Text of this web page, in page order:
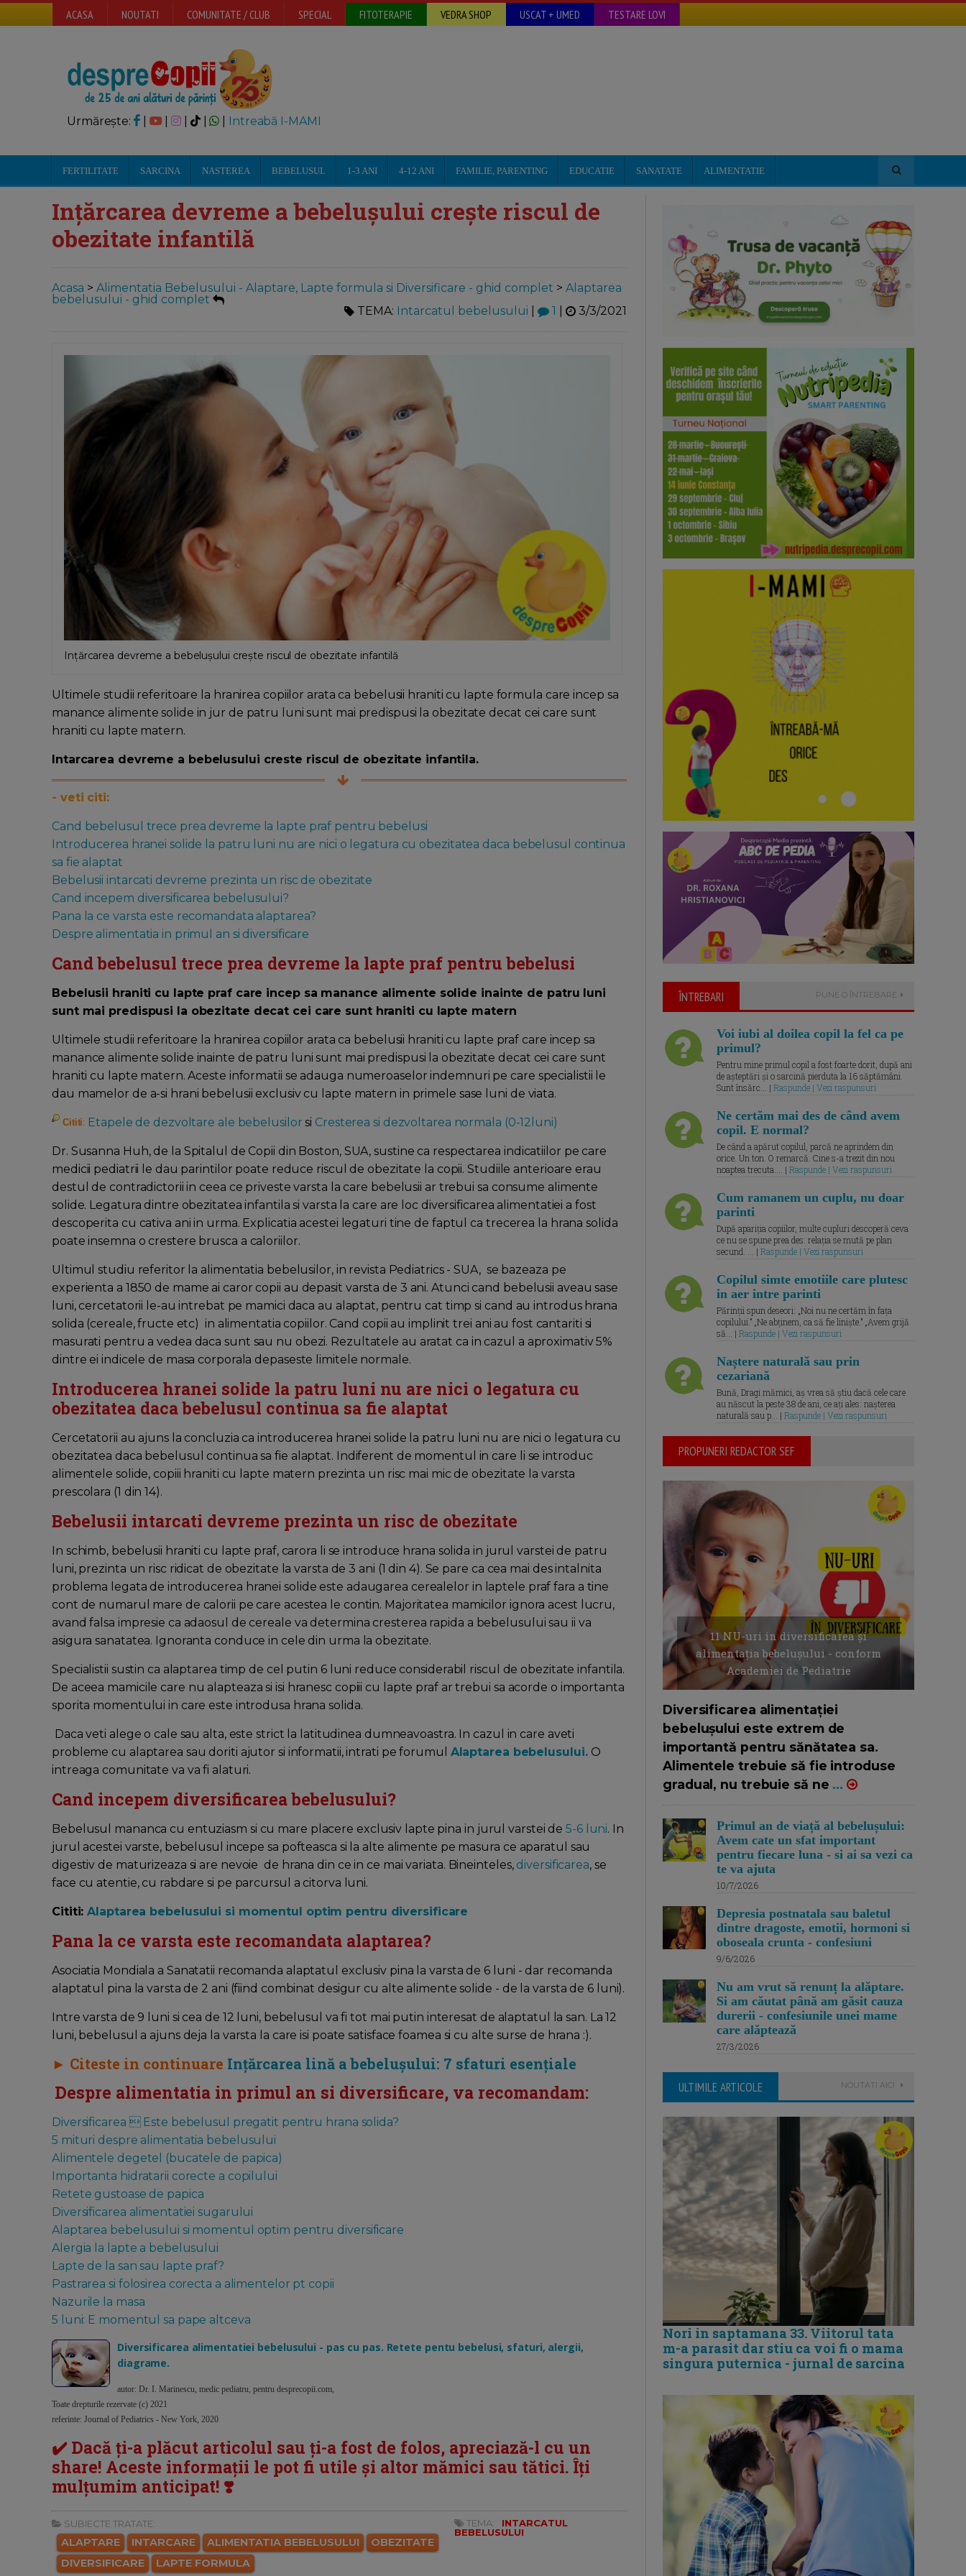
ACASA NOUTATI COMUNITATE / CLUB SPECIAL FITOTERAPIE VEDRA SHOP USCAT + UMED TESTARE LOVI
Urmărește: | | Intreabă I-MAMI
FERTILITATE SARCINA NASTEREA BEBELUSUL 1-3 ANI 4-12 ANI FAMILIE, PARENTING EDUCATIE SANATATE ALIMENTATIE
Ințărcarea devreme a bebelușului crește riscul de
obezitate infantilă
Acasa > Alimentatia Bebelusului - Alaptare, Lapte formula si Diversificare - ghid complet > Alaptarea
bebelusului - ghid complet
TEMA:
Intarcatul bebelusului 1 3/3/2021
Ințărcarea devreme a bebelușului crește riscul de obezitate infantilă
Ultimele studii referitoare la hranirea copiilor arata ca bebelusii hraniti cu lapte formula care incep sa
manance alimente solide in jur de patru luni sunt mai predispusi la obezitate decat cei care sunt
hraniti cu lapte matern.
Intarcarea devreme a bebelusului creste riscul de obezitate infantila.
- veti citi:
Cand bebelusul trece prea devreme la lapte praf pentru bebelusi
Introducerea hranei solide la patru luni nu are nici o legatura cu obezitatea daca bebelusul continua
sa fie alaptat
Bebelusii intarcati devreme prezinta un risc de obezitate
Cand incepem diversificarea bebelusului?
Pana la ce varsta este recomandata alaptarea?
Despre alimentatia in primul an si diversificare
Cand bebelusul trece prea devreme la lapte praf pentru bebelusi
Bebelusii hraniti cu lapte praf care incep sa manance alimente solide inainte de patru luni
sunt mai predispusi la obezitate decat cei care sunt hraniti cu lapte matern
Ultimele studii referitoare la hranirea copiilor arata ca bebelusii hraniti cu lapte praf care incep sa
manance alimente solide inainte de patru luni sunt mai predispusi la obezitate decat cei care sunt
hraniti cu lapte matern. Aceste informatii se adauga numeroaselor indemnuri pe care specialistii le
dau mamelor de a-si hrani bebelusii exclusiv cu lapte matern in primele sase luni de viata.
Cititi: Etapele de dezvoltare ale bebelusilor si Cresterea si dezvoltarea normala (0-12luni)
Dr. Susanna Huh, de la Spitalul de Copii din Boston, SUA, sustine ca respectarea indicatiilor pe care
medicii pediatrii le dau parintilor poate reduce riscul de obezitate la copii. Studiile anterioare erau
destul de contradictorii in ceea ce priveste varsta la care bebelusii ar trebui sa consume alimente
solide. Legatura dintre obezitatea infantila si varsta la care are loc diversificarea alimentatiei a fost
descoperita cu cativa ani in urma. Explicatia acestei legaturi tine de faptul ca trecerea la hrana solida
poate insemna o crestere brusca a caloriilor.
Ultimul studiu referitor la alimentatia bebelusilor, in revista Pediatrics - SUA, se bazeaza pe
experienta a 1850 de mame ai caror copii au depasit varsta de 3 ani. Atunci cand bebelusii aveau sase
luni, cercetatorii le-au intrebat pe mamici daca au alaptat, pentru cat timp si cand au introdus hrana
solida (cereale, fructe etc) in alimentatia copiilor. Cand copii au implinit trei ani au fost cantariti si
masurati pentru a vedea daca sunt sau nu obezi. Rezultatele au aratat ca in cazul a aproximativ 5%
dintre ei indicele de masa corporala depaseste limitele normale.
Introducerea hranei solide la patru luni nu are nici o legatura cu
obezitatea daca bebelusul continua sa fie alaptat
Cercetatorii au ajuns la concluzia ca introducerea hranei solide la patru luni nu are nici o legatura cu
obezitatea daca bebelusul continua sa fie alaptat. Indiferent de momentul in care li se introduc
alimentele solide, copiii hraniti cu lapte matern prezinta un risc mai mic de obezitate la varsta
prescolara (1 din 14).
Bebelusii intarcati devreme prezinta un risc de obezitate
In schimb, bebelusii hraniti cu lapte praf, carora li se introduce hrana solida in jurul varstei de patru
luni, prezinta un risc ridicat de obezitate la varsta de 3 ani (1 din 4). Se pare ca cea mai des intalnita
problema legata de introducerea hranei solide este adaugarea cerealelor in laptele praf fara a tine
cont de numarul mare de calorii pe care acestea le contin. Majoritatea mamicilor ignora acest lucru,
avand falsa impresie ca adaosul de cereale va determina cresterea rapida a bebelusului sau ii va
asigura sanatatea. Ignoranta conduce in cele din urma la obezitate.
Specialistii sustin ca alaptarea timp de cel putin 6 luni reduce considerabil riscul de obezitate infantila.
De aceea mamicile care nu alapteaza si isi hranesc copiii cu lapte praf ar trebui sa acorde o importanta
sporita momentului in care este introdusa hrana solida.
Daca veti alege o cale sau alta, este strict la latitudinea dumneavoastra. In cazul in care aveti
probleme cu alaptarea sau doriti ajutor si informatii, intrati pe forumul Alaptarea bebelusului. O
intreaga comunitate va va fi alaturi.
Cand incepem diversificarea bebelusului?
Bebelusul mananca cu entuziasm si cu mare placere exclusiv lapte pina in jurul varstei de5-6 luni. In
jurul acestei varste, bebelusul incepe sa pofteasca si la alte alimente pe masura ce aparatul sau
digestiv de maturizeaza si are nevoie de hrana din ce in ce mai variata. Bineinteles, diversificarea, se
face cu atentie, cu rabdare si pe parcursul a citorva luni.
Cititi:Alaptarea bebelusului si momentul optim pentru diversificare
Pana la ce varsta este recomandata alaptarea?
Asociatia Mondiala a Sanatatii recomanda alaptatul exclusiv pina la varsta de 6 luni - dar recomanda
alaptatul pina la varsta de 2 ani (fiind combinat desigur cu alte alimente solide - de la varsta de 6 luni).
Intre varsta de 9 luni si cea de 12 luni, bebelusul va fi tot mai putin interesat de alaptatul la san. La 12
luni, bebelusul a ajuns deja la varsta la care isi poate satisface foamea si cu alte surse de hrana :).
► Citeste in continuare Ințărcarea lină a bebelușului: 7 sfaturi esențiale
Despre alimentatia in primul an si diversificare, va recomandam:
Diversificarea  Este bebelusul pregatit pentru hrana solida?
5 mituri despre alimentatia bebelusului
Alimentele degetel (bucatele de papica)
Importanta hidratarii corecte a copilului
Retete gustoase de papica
Diversificarea alimentatiei sugarului
Alaptarea bebelusului si momentul optim pentru diversificare
Alergia la lapte a bebelusului
Lapte de la san sau lapte praf?
Pastrarea si folosirea corecta a alimentelor pt copii
Nazurile la masa
5 luni: E momentul sa pape altceva
Diversificarea alimentatiei bebelusului - pas cu pas. Retete pentu bebelusi, sfaturi, alergii,
diagrame.
autor: Dr. I. Marinescu, medic pediatru, pentru desprecopii.com,
Toate drepturile rezervate (c) 2021
referinte: Journal of Pediatrics - New York, 2020
✔️ Dacă ți-a plăcut articolul sau ți-a fost de folos, apreciază-l cu un
share! Aceste informații le pot fi utile și altor mămici sau tătici. Îți
mulțumim anticipat! ❣️
SUBIECTE TRATATE:
ALAPTARE INTARCARE ALIMENTATIA BEBELUSULUI
OBEZITATE
DIVERSIFICARE
LAPTE FORMULA
TEMA:
INTARCATUL
BEBELUSULUI
ÎNTREBARI PUNE O ÎNTREBARE
Voi iubi al doilea copil la fel ca pe
primul?
Pentru mine primul copil a fost foarte dorit, după ani
de așteptări și o sarcină pierduta la 16 săptămâni.
Sunt însărc... | Raspunde | Vezi raspunsuri
Ne certăm mai des de când avem
copil. E normal?
De când a apărut copilul, parcă ne aprindem din
orice. Un ton. O remarcă. Cine s-a trezit din nou
noaptea trecuta.... | Raspunde | Vezi raspunsuri
Cum ramanem un cuplu, nu doar
parinti
După apariția copiilor, multe cupluri descoperă ceva
ce nu se spune prea des: relația se mută pe plan
secund. ... | Raspunde | Vezi raspunsuri
Copilul simte emotiile care plutesc
in aer intre parinti
Părinții spun deseori: „Noi nu ne certăm în fața
copilului.” „Ne abținem, ca să fie liniște.” „Avem grijă
să... | Raspunde | Vezi raspunsuri
Naștere naturală sau prin
cezariană
Bună, Dragi mămici, aș vrea să știu dacă cele care
au născut la peste 38 de ani, ce ați ales: nașterea
naturală sau p... | Raspunde | Vezi raspunsuri
PROPUNERI REDACTOR SEF
11 NU-uri in diversificarea și
alimentația bebelușului - conform
Academiei de Pediatrie
Diversificarea alimentației
bebelușului este extrem de
importantă pentru sănătatea sa.
Alimentele trebuie să fie introduse
gradual, nu trebuie să ne ...
Primul an de viață al bebelușului:
Avem cate un sfat important
pentru fiecare luna - si ai sa vezi ca
te va ajuta
10/7/2026
Depresia postnatala sau baletul
dintre dragoste, emotii, hormoni si
oboseala crunta - confesiuni
9/6/2026
Nu am vrut să renunț la alăptare.
Si am căutat până am găsit cauza
durerii - confesiunile unei mame
care alăptează
27/3/2026
ULTIMILE ARTICOLE NOUTATI AICI
Nori in saptamana 33. Viitorul tata
m-a parasit dar stiu ca voi fi o mama
singura puternica - jurnal de sarcina